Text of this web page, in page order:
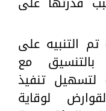
التنبيه على
بالتنسيق مع
لتسهيل تنفيذ
لوقاية